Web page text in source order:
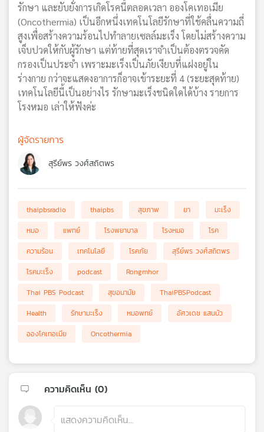
รักษา และยับยั่งการเกิดโรคนี้ตลอดเวลา อองโคเทอเมีย
(Oncothermia) เป็นอีกหนึ่งเทคโนโลยีรักษาที่ใช้คลื่นความถี่
สูงเพื่อสร้างความร้อนไปทำลายเซลล์มะเร็ง โดยไม่สร้างความ
เจ็บปวดให้กับผู้รักษา แต่ท้ายที่สุดเราจำเป็นต้องตรวจคัด
กรองเป็นประจำ เพราะมะเร็งเป็นภัยเงียบที่แฝงอยู่ใน
ร่างกาย กว่าจะแสดงอาการก็อาจเข้าระยะที่ 4 (ระยะสุดท้าย)
เทคโนโลยีนี้เป็นอย่างไร รักษามะเร็งชนิดใดได้บ้าง รายการ
โรงหมอ เล่าให้ฟังค่ะ
ผู้จัดรายการ
สุรีย์พร วงศ์สถิตพร
thaipbsradio thaipbs สุขภาพ ยา
มะเร็ง
หมอ
แพทย์ โรงพยาบาล โรงหมอ
โรค
ความร้อน
เทคโนโลยี โรคภัย
สุรีย์พร วงศ์สถิตพร
โรคมะเร็ง
podcast
Rongmhor
Thai PBS Podcast
สุขอนามัย
ThaiPBSPodcast
Health
รักษามะเร็ง หมอพทย์
อัศวเดช แสนบัว
อองโคเทอเมีย
Oncothermia
ความคิดเห็น (0)